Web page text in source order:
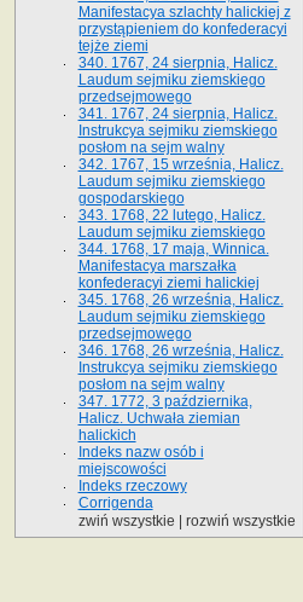
Manifestacya szlachty halickiej z
przystąpieniem do konfederacyi
tejże ziemi
340. 1767, 24 sierpnia, Halicz.
Laudum sejmiku ziemskiego
przedsejmowego
341. 1767, 24 sierpnia, Halicz.
Instrukcya sejmiku ziemskiego
posłom na sejm walny
342. 1767, 15 września, Halicz.
Laudum sejmiku ziemskiego
gospodarskiego
343. 1768, 22 lutego, Halicz.
Laudum sejmiku ziemskiego
344. 1768, 17 maja, Winnica.
Manifestacya marszałka
konfederacyi ziemi halickiej
345. 1768, 26 września, Halicz.
Laudum sejmiku ziemskiego
przedsejmowego
346. 1768, 26 września, Halicz.
Instrukcya sejmiku ziemskiego
posłom na sejm walny
347. 1772, 3 października,
Halicz. Uchwała ziemian
halickich
Indeks nazw osób i
miejscowości
Indeks rzeczowy
Corrigenda
zwiń wszystkie
rozwiń wszystkie